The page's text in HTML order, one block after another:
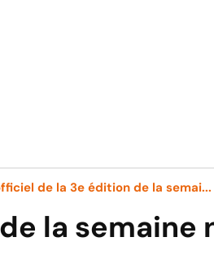
de la 3e édition de la semai...
la semaine